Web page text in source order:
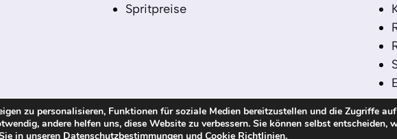
Spritpreise
– Alle Rechte vorbehalten
zu personalisieren, Funktionen für soziale Medien bereitzustellen und die Zugriffe
andere helfen uns, diese Website zu verbessern. Sie können selbst entscheiden,
in unseren Datenschutzbestimmungen und Cookie Richtlinien.